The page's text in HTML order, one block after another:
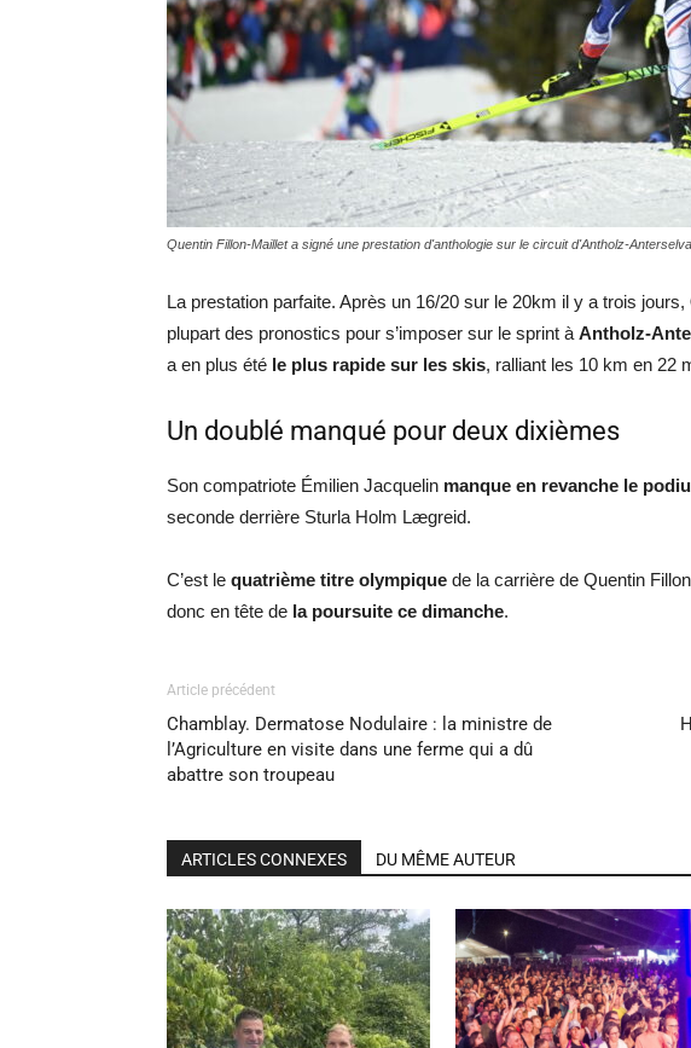
Quentin Fillon-Maillet a signé une prestation d'anthologie sur le circuit d'Antholz-
La prestation parfaite. Après un 16/20 sur le 20km il y a trois jours,
plupart des pronostics pour s’imposer sur le sprint à Antholz-
a en plus été le plus rapide sur les skis, ralliant les 10 km en 22
Un doublé manqué pour deux dixièmes
Son compatriote Émilien Jacquelin manque en revanche le
seconde derrière Sturla Holm Lægreid.
C’est le quatrième titre olympique de la carrière de Quentin
donc en tête de la poursuite ce dimanche.
Article précédent
Chamblay. Dermatose Nodulaire : la ministre de
l’Agriculture en visite dans une ferme qui a dû
abattre son troupeau
ARTICLES CONNEXES DU MÊME AUTEUR